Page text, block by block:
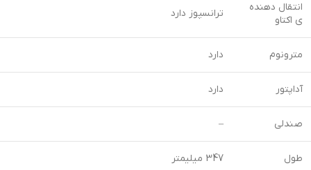
انتقال دهنده
ی اکتاو
ترانسپوز دارد
مترونوم دارد
آداپتور دارد
صندلی –
طول 347 میلیمتر